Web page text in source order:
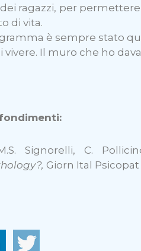
ragazzi, per
di vita.
è sempre stato
vivere. Il muro che ho
Signorelli, C.
Giorn Ital Psicopat